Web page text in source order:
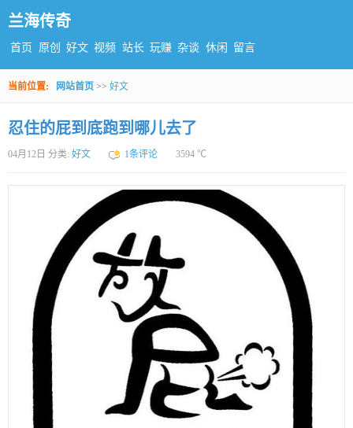
兰海传奇
首页 原创 好文 视频 站长 玩赚 杂谈 休闲 留言
当前位置: 网站首页 >> 好文
忍住的屁到底跑到哪儿去了
04月12日 分类: 好文 1条评论 3594 ℃